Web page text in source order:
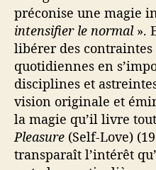
préconise une magie
intensifier le normal».
libérer des contraintes
quotidiennes en
disciplines et
vision originale et
la magie qu’il livre
Pleasure (Self-Love)
transparaît l’intérêt